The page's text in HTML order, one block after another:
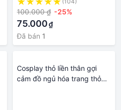
100.000 ₫ -25%
75.000₫
Đã bán 1
Cosplay thỏ liền thân gợi
cảm đồ ngủ hóa trang thỏ